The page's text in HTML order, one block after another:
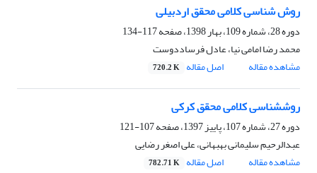
روش شناسی کلامی محقق اردبیلی
دوره 28، شماره 109، بهار 1398، صفحه
117-134
محمد رضا امامی نیا، عادل فرساددوست
مشاهده مقاله
اصل مقاله 720.2 K
روش‎شناسی کلامی محقق کرکی
دوره 27، شماره 107، پاییز 1397، صفحه
107-121
عبدالرحیم سلیمانی بهبهانی، علی اصغر رضایی
مشاهده مقاله
اصل مقاله 782.71 K